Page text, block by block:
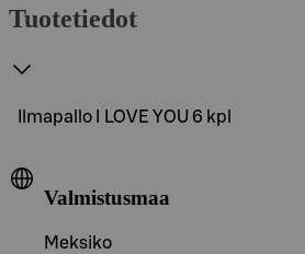
Tuotetiedot
Ilmapallo I LOVE YOU 6 kpl
Valmistusmaa
Meksiko